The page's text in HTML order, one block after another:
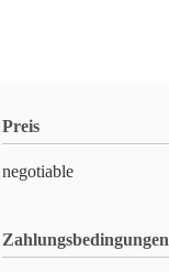
Preis
negotiable
Zahlungsbedingungen